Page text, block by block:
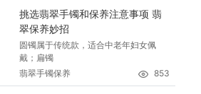
挑选翡翠手镯和保养注意事项 翡
翠保养妙招
圆镯属于传统款，适合中老年妇女佩
戴；扁镯
翡翠手镯保养
853